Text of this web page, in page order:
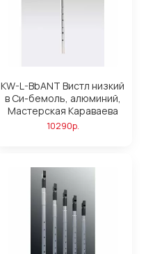
KW-L-BbANT Вистл низкий
в Си-бемоль, алюминий,
Мастерская Караваева
10290р.